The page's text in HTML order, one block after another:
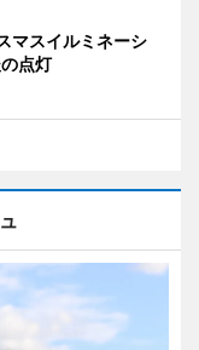
マスイルミネーシ
点灯